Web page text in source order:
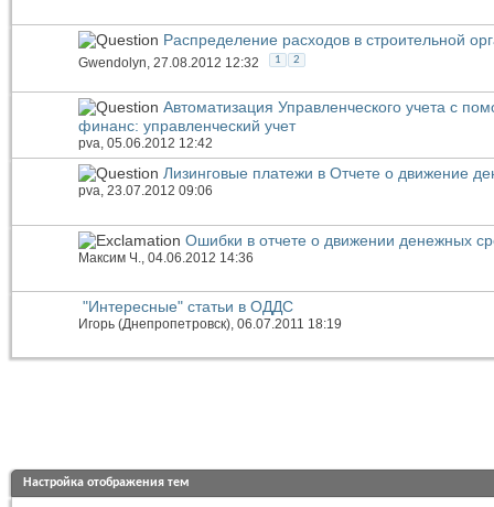
Распределение расходов в строительной
Gwendolyn, 27.08.2012 12:32 1 2
Автоматизация Управленческого учета с
финанс: управленческий учет
pva , 05.06.2012 12:42
Лизинговые платежи в Отчете о движение
pva, 23.07.2012 09:06
Ошибки в отчете о движении денежных
Максим Ч. , 04.06.2012 14:36
"Интересные" статьи в ОДДС
Игорь (Днепропетровск), 06.07.2011 18:19
Настройка отображения тем